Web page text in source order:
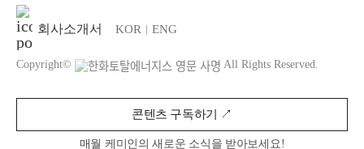
회사소개서 KOR | ENG
Copyright© All Rights Reserved.
콘텐츠 구독하기 ↗︎
매월 케미인의 새로운 소식을 받아보세요!